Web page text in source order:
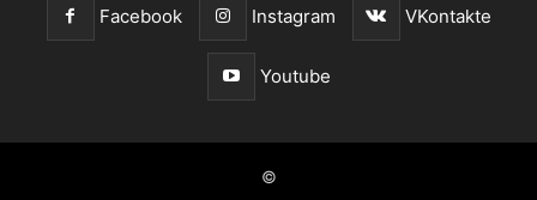
Facebook Instagram VKontakte
Youtube
©